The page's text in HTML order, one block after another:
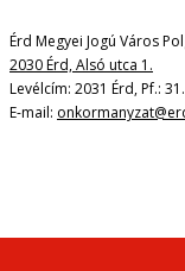
Érd Megyei Jogú Város
2030 Érd, Alsó utca 1.
Levélcím: 2031 Érd, Pf.: 31.
E-mail: